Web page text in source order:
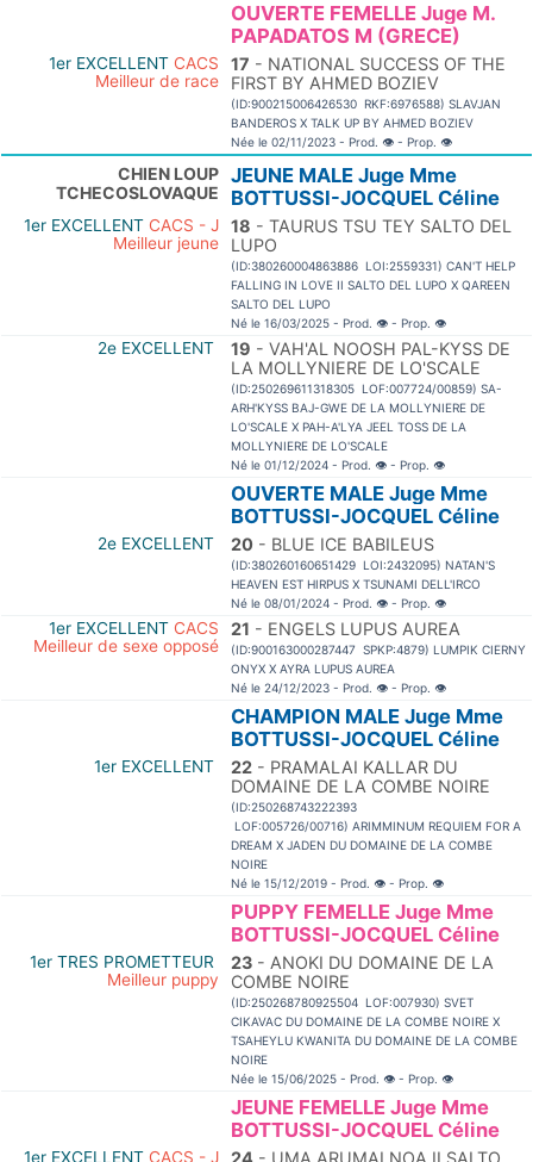
OUVERTE FEMELLE Juge M.
PAPADATOS M (GRECE)
1er EXCELLENT CACS
Meilleur de race
17 - NATIONAL SUCCESS OF THE
FIRST BY AHMED BOZIEV
(ID:900215006426530 RKF:6976588) SLAVJAN
BANDEROS X TALK UP BY AHMED BOZIEV
Née le 02/11/2023 - Prod. 👁 - Prop. 👁
CHIEN LOUP
TCHECOSLOVAQUE
JEUNE MALE Juge Mme
BOTTUSSI-JOCQUEL Céline
1er EXCELLENT CACS - J
Meilleur jeune
18 - TAURUS TSU TEY SALTO DEL
LUPO
(ID:380260004863886 LOI:2559331) CAN'T HELP
FALLING IN LOVE II SALTO DEL LUPO X QAREEN
SALTO DEL LUPO
Né le 16/03/2025 - Prod. 👁 - Prop. 👁
2e EXCELLENT 19 - VAH'AL NOOSH PAL-KYSS DE
LA MOLLYNIERE DE LO'SCALE
(ID:250269611318305 LOF:007724/00859) SA-
ARH'KYSS BAJ-GWE DE LA MOLLYNIERE DE
LO'SCALE X PAH-A'LYA JEEL TOSS DE LA
MOLLYNIERE DE LO'SCALE
Né le 01/12/2024 - Prod. 👁 - Prop. 👁
OUVERTE MALE Juge Mme
BOTTUSSI-JOCQUEL Céline
2e EXCELLENT 20 - BLUE ICE BABILEUS
(ID:380260160651429 LOI:2432095) NATAN'S
HEAVEN EST HIRPUS X TSUNAMI DELL'IRCO
Né le 08/01/2024 - Prod. 👁 - Prop. 👁
1er EXCELLENT CACS
Meilleur de sexe opposé
21 - ENGELS LUPUS AUREA
(ID:900163000287447 SPKP:4879) LUMPIK CIERNY
ONYX X AYRA LUPUS AUREA
Né le 24/12/2023 - Prod. 👁 - Prop. 👁
CHAMPION MALE Juge Mme
BOTTUSSI-JOCQUEL Céline
1er EXCELLENT 22 - PRAMALAI KALLAR DU
DOMAINE DE LA COMBE NOIRE
(ID:250268743222393
LOF:005726/00716) ARIMMINUM REQUIEM FOR A
DREAM X JADEN DU DOMAINE DE LA COMBE
NOIRE
Né le 15/12/2019 - Prod. 👁 - Prop. 👁
PUPPY FEMELLE Juge Mme
BOTTUSSI-JOCQUEL Céline
1er TRES PROMETTEUR
Meilleur puppy
23 - ANOKI DU DOMAINE DE LA
COMBE NOIRE
(ID:250268780925504 LOF:007930) SVET
CIKAVAC DU DOMAINE DE LA COMBE NOIRE X
TSAHEYLU KWANITA DU DOMAINE DE LA COMBE
NOIRE
Née le 15/06/2025 - Prod. 👁 - Prop. 👁
JEUNE FEMELLE Juge Mme
BOTTUSSI-JOCQUEL Céline
1er EXCELLENT CACS - J 24 - UMA ARUMAI NOA II SALTO